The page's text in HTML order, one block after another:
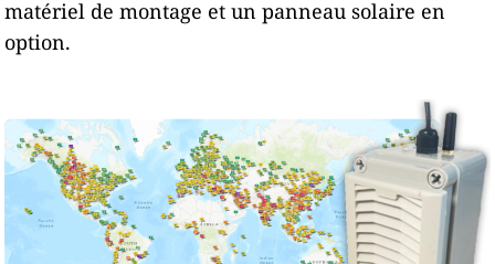
matériel de montage et un panneau solaire en
option.